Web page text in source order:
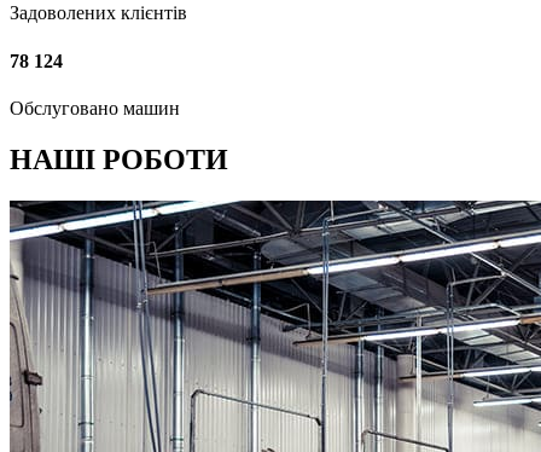
Задоволених клієнтів
78 124
Обслуговано машин
НАШІ РОБОТИ